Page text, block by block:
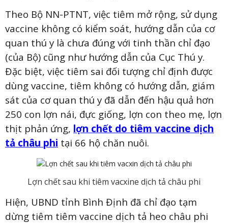
Theo Bộ NN-PTNT, việc tiêm mở rộng, sử dụng
vaccine không có kiểm soát, hướng dẫn của cơ
quan thú y là chưa đúng với tinh thần chỉ đạo
(của Bộ) cũng như hướng dẫn của Cục Thú y.
Đặc biệt, việc tiêm sai đối tượng chỉ định được
dùng vaccine, tiêm không có hướng dẫn, giám
sát của cơ quan thú y đã dẫn đến hậu quả hơn
250 con lợn nái, đực giống, lợn con theo mẹ, lợn
thịt phản ứng, lợn chết do tiêm vaccine dịch
tả châu phi tại 66 hộ chăn nuôi.
Lợn chết sau khi tiêm vacxine dịch tả châu phi
Hiện, UBND tỉnh Bình Định đã chỉ đạo tạm
dừng tiêm tiêm vaccine dịch tả heo châu phi